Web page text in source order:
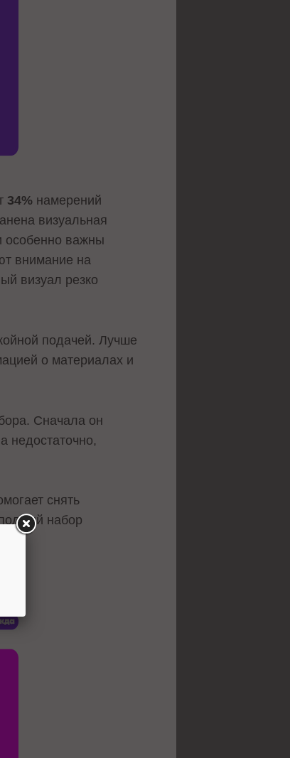
34% намерений
визуальная
особенно важны
внимание на
визуал резко
подачей. Лучше
о материалах и
Сначала он
недостаточно,
снять
набор